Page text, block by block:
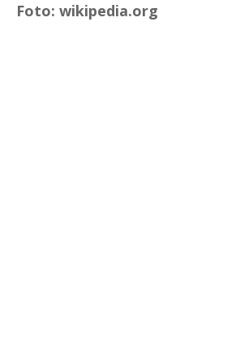
Foto: wikipedia.org